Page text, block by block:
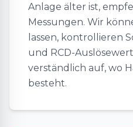
Anlage älter ist,
Messungen. Wir
lassen, kontrollieren
und RCD-
verständlich auf, wo
besteht.